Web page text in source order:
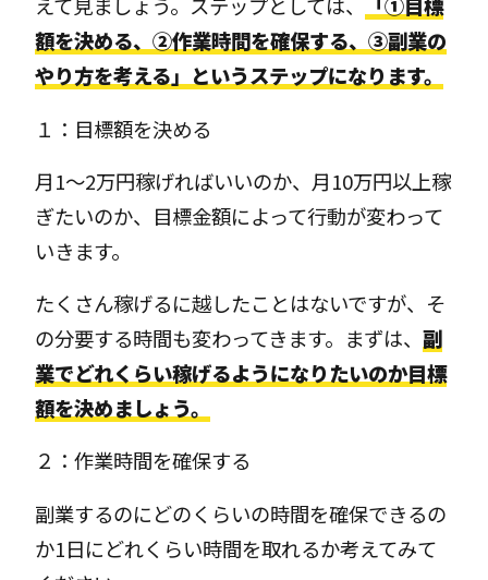
えて見ましょう。ステップとしては、
「①目標
額を決める、②作業時間を確保する、③副業の
やり方を考える」というステップになります。
１：目標額を決める
月1～2万円稼げればいいのか、月10万円以上稼
ぎたいのか、目標金額によって行動が変わって
いきます。
たくさん稼げるに越したことはないですが、そ
の分要する時間も変わってきます。まずは、副
業でどれくらい稼げるようになりたいのか目標
額を決めましょう。
２：作業時間を確保する
副業するのにどのくらいの時間を確保できるの
か1日にどれくらい時間を取れるか考えてみて